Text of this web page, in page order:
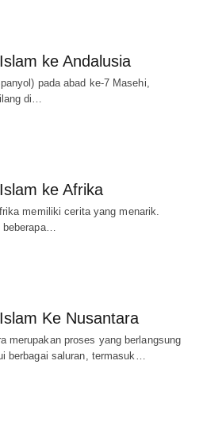
ke Andalusia
pada abad ke-7 Masehi,
di…
ke Afrika
memiliki cerita yang menarik.
beberapa…
Ke Nusantara
merupakan proses yang berlangsung
berbagai saluran, termasuk…